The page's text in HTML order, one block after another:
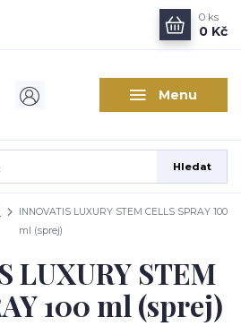
Menu
Hledat
0 ks
0 Kč
INNOVATIS LUXURY STEM CELLS SPRAY 100
ml (sprej)
LUXURY STEM
100 ml (sprej)